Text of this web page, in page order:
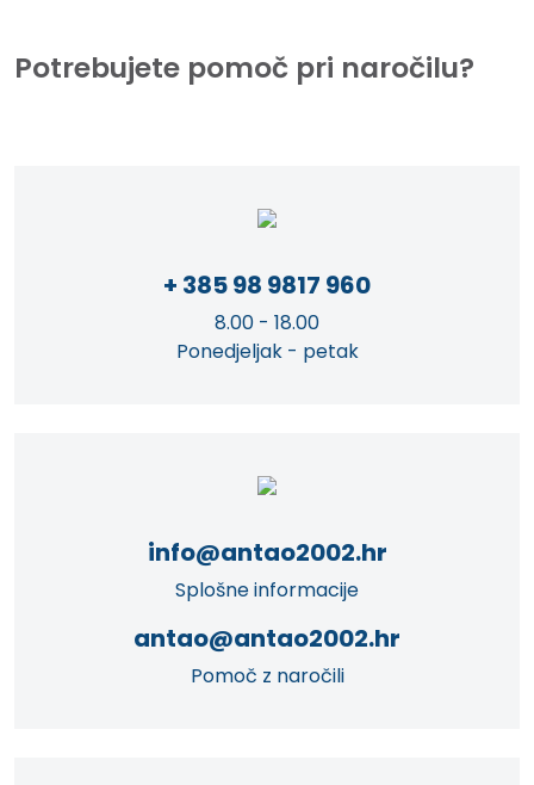
Potrebujete pomoč pri naročilu?
+ 385 98 9817 960
8.00 - 18.00
Ponedjeljak - petak
info@antao2002.hr
Splošne informacije
antao@antao2002.hr
Pomoč z naročili